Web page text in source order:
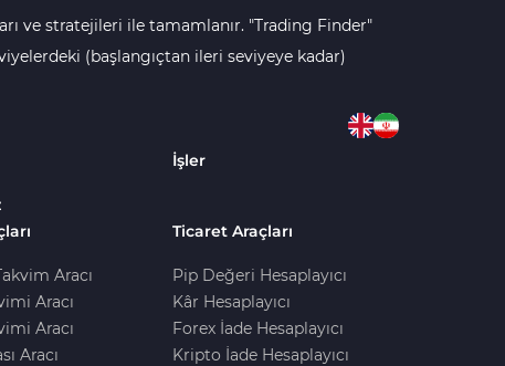
ve stratejileri ile tamamlanır. "Trading Finder"
(başlangıçtan ileri seviyeye kadar)
İşler
Aracı
Aracı
Aracı
Aracı
Ticaret Araçları
Pip Değeri Hesaplayıcı
Kâr Hesaplayıcı
Forex İade Hesaplayıcı
Kripto İade Hesaplayıcı